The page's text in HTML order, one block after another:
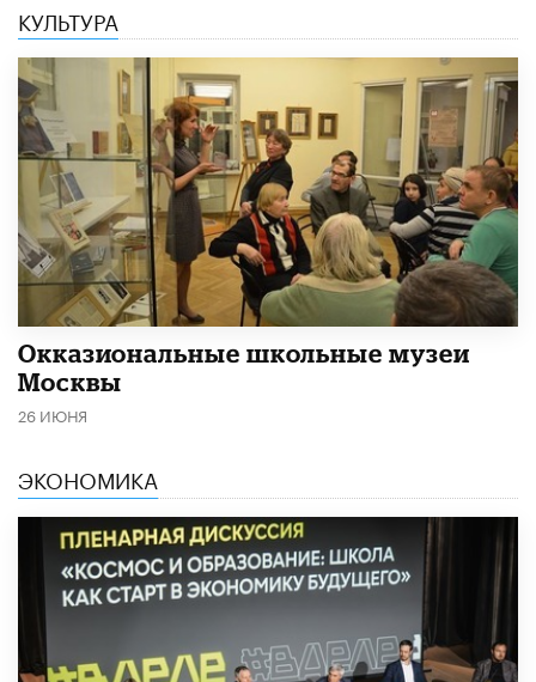
КУЛЬТУРА
​Окказиональные школьные музеи
Москвы
26 ИЮНЯ
ЭКОНОМИКА